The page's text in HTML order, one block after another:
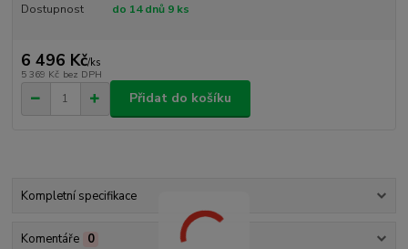
Dostupnost do 14 dnů 9 ks
6 496 Kč/ks
5 369 Kč bez DPH
Přidat do košíku
Kompletní specifikace
Komentáře 0